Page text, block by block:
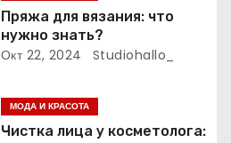
Пряжа для вязания: что
нужно знать?
Окт 22, 2024 Studiohallo_
МОДА И КРАСОТА
Чистка лица у косметолога: